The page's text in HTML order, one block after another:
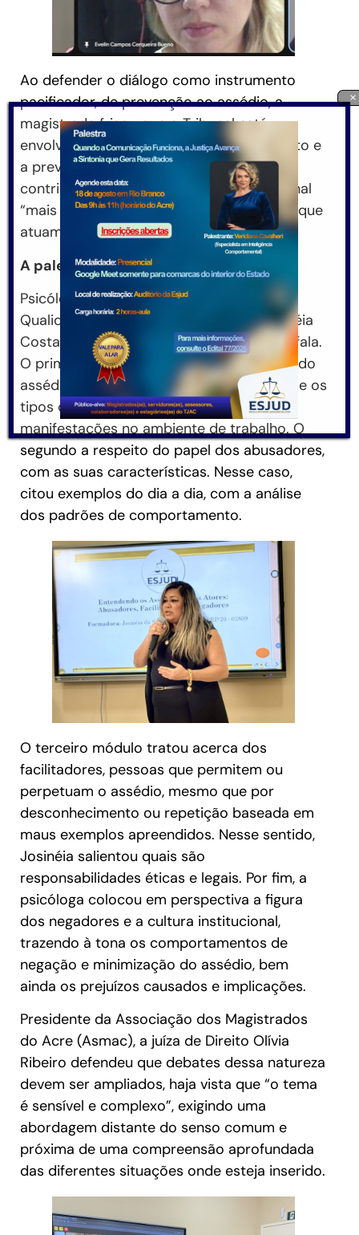
Ao defender o diálogo como instrumento
pacificador, de prevenção ao assédio, a
magistrada frisou que o Tribunal está
envolvido para estimular o reconhecimento e
a prevenção de práticas abusivas,
contribuindo para um ambiente profissional
“mais saudável e feliz a todas as pessoas que
atuam no Judiciário Estadual”.
A palestra
Psicóloga com atuação na Gerência de
Qualidade de Vida (Gevid) do TJAC, Josinéia
Costa explicitou quatro módulos em sua fala.
O primeiro relacionado aos fundamentos do
assédio e da discriminação, as definições e os
tipos de assédio: moral, sexual e as
manifestações no ambiente de trabalho. O
segundo a respeito do papel dos abusadores,
com as suas características. Nesse caso,
citou exemplos do dia a dia, com a análise
dos padrões de comportamento.
O terceiro módulo tratou acerca dos
facilitadores, pessoas que permitem ou
perpetuam o assédio, mesmo que por
desconhecimento ou repetição baseada em
maus exemplos apreendidos. Nesse sentido,
Josinéia salientou quais são
responsabilidades éticas e legais. Por fim, a
psicóloga colocou em perspectiva a figura
dos negadores e a cultura institucional,
trazendo à tona os comportamentos de
negação e minimização do assédio, bem
ainda os prejuízos causados e implicações.
Presidente da Associação dos Magistrados
do Acre (Asmac), a juíza de Direito Olívia
Ribeiro defendeu que debates dessa natureza
devem ser ampliados, haja vista que “o tema
é sensível e complexo”, exigindo uma
abordagem distante do senso comum e
próxima de uma compreensão aprofundada
das diferentes situações onde esteja inserido.
×